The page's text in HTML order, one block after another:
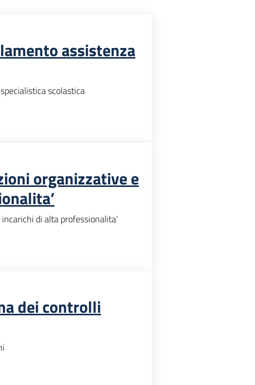
assistenza
scolastica
organizzative e
di alta professionalita’
dei controlli